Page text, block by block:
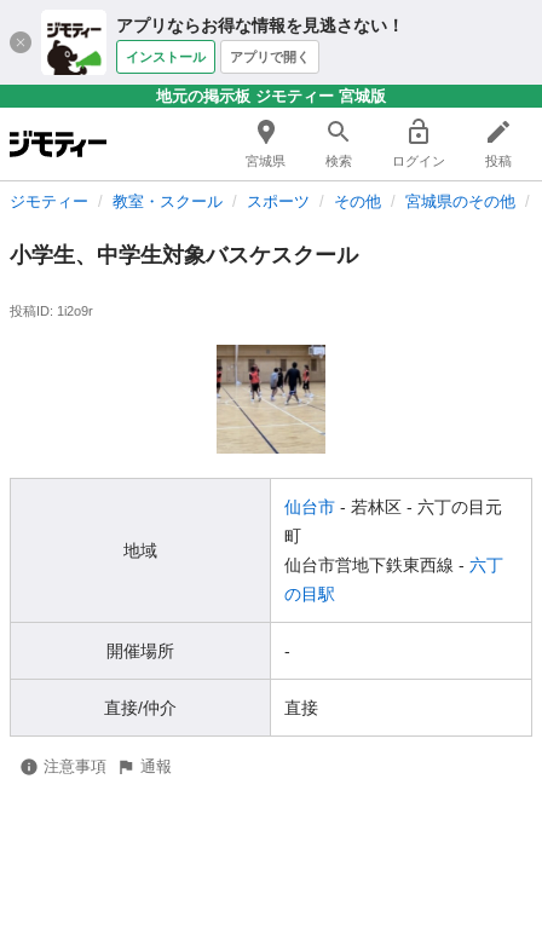
アプリならお得な情報を見逃さない！
インストール アプリで開く
地元の掲示板 ジモティー 宮城版
宮城県 検索 ログイン 投稿
ジモティー 教室・スクール スポーツ その他 宮城県のその他
小学生、中学生対象バスケスクール
投稿ID: 1i2o9r
地域
仙台市 - 若林区 - 六丁の目元
町
仙台市営地下鉄東西線 - 六丁
の目駅
開催場所 -
直接/仲介 直接
注意事項 通報